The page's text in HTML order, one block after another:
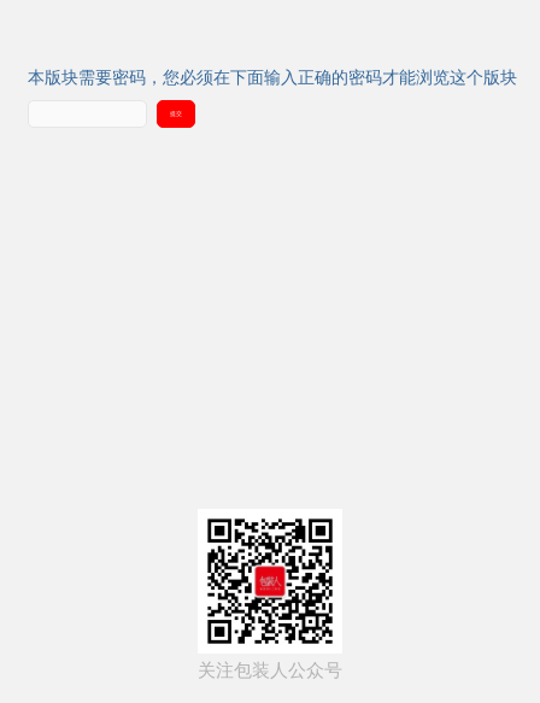
本版块需要密码，您必须在下面输入正确的密码才能浏览这个版块
提交
关注包装人公众号